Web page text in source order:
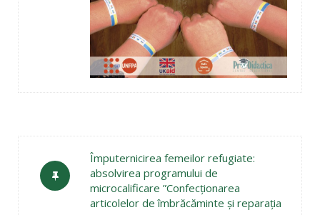
Împuternicirea femeilor refugiate:
absolvirea programului de
microcalificare ”Confecționarea
articolelor de îmbrăcăminte și reparația